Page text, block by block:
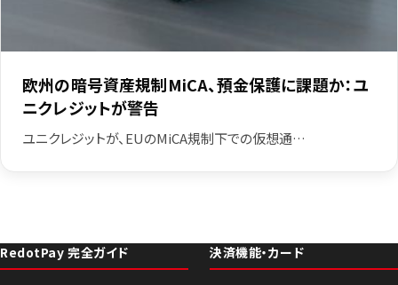
欧州の暗号資産規制MiCA、預金保護に課題か：ユ
ニクレジットが警告
ユニクレジットが、EUのMiCA規制下での仮想通…
RedotPay 完全ガイド 決済機能・カード